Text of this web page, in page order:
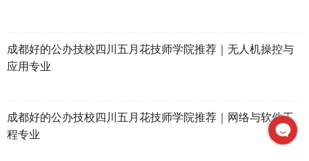
成都好的公办技校四川五月花技师学院推荐｜无人机操控与
应用专业
成都好的公办技校四川五月花技师学院推荐｜网络与软件工
程专业